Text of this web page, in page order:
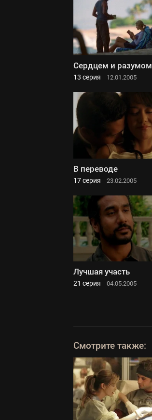
Сердцем и разумом
13 серия 12.01.2005
В переводе
17 серия 23.02.2005
Лучшая участь
21 серия 04.05.2005
Смотрите также: